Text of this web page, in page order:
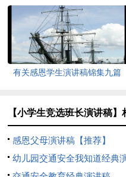
有关感恩学生演讲稿锦集九篇
【小学生竞选班长演讲稿】
感恩父母演讲稿【推荐】
幼儿园交通安全我知道经典